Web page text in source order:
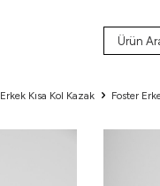
Erkek Kısa Kol Kazak Foster